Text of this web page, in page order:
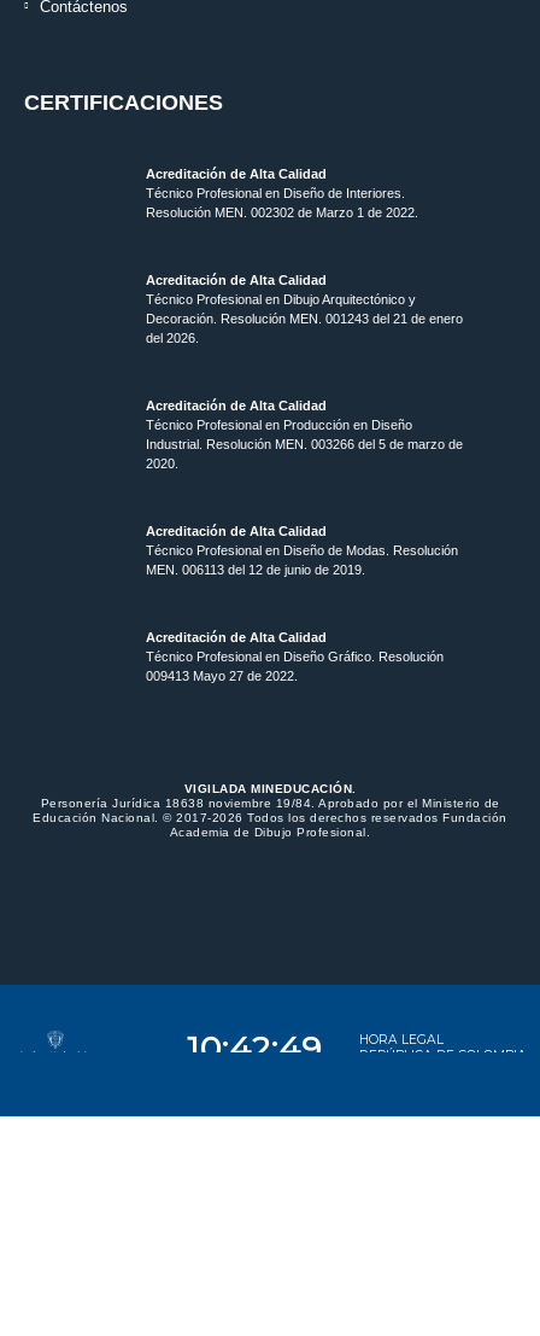
Contáctenos
CERTIFICACIONES
Acreditación de Alta Calidad
Técnico Profesional en Diseño de Interiores.
Resolución MEN. 002302 de Marzo 1 de 2022.
Acreditación de Alta Calidad
Técnico Profesional en Dibujo Arquitectónico y
Decoración. Resolución MEN. 001243 del 21 de enero
del 2026.
Acreditación de Alta Calidad
Técnico Profesional en Producción en Diseño
Industrial. Resolución MEN. 003266 del 5 de marzo de
2020.
Acreditación de Alta Calidad
Técnico Profesional en Diseño de Modas. Resolución
MEN. 006113 del 12 de junio de 2019.
Acreditación de Alta Calidad
Técnico Profesional en Diseño Gráfico. Resolución
009413 Mayo 27 de 2022.
VIGILADA MINEDUCACIÓN.
Personería Jurídica 18638 noviembre 19/84. Aprobado por el Ministerio de
Educación Nacional. © 2017-2026 Todos los derechos reservados Fundación
Academia de Dibujo Profesional.